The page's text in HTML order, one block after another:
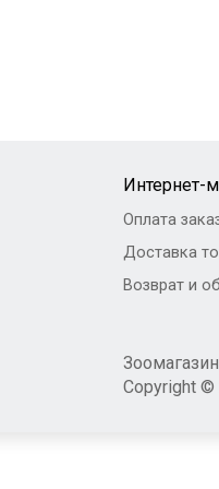
Интернет-
Оплата
Доставка
Возврат и
Copyright ©